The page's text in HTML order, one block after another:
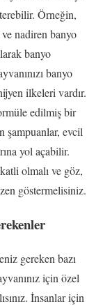
Örneğin,
nadiren banyo
banyo
banyo
ilkeleri vardır.
edilmiş bir
şampuanlar, evcil
yol açabilir.
olmalı ve göz,
göstermelisiniz.
gereken bazı
için özel
İnsanlar için